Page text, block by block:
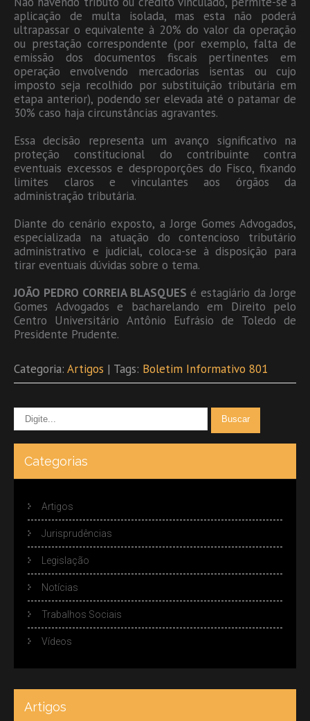
aplicação de multa isolada, mas esta não poderá
ultrapassar o equivalente à 20% do valor da operação
ou prestação correspondente (por exemplo, falta de
emissão dos documentos fiscais pertinentes em
operação envolvendo mercadorias isentas ou cujo
imposto seja recolhido por substituição tributária em
etapa anterior), podendo ser elevada até o patamar de
30% caso haja circunstâncias agravantes.
Essa decisão representa um avanço significativo na
proteção constitucional do contribuinte contra
eventuais excessos e desproporções do Fisco, fixando
limites claros e vinculantes aos órgãos da
administração tributária.
Diante do cenário exposto, a Jorge Gomes Advogados,
especializada na atuação do contencioso tributário
administrativo e judicial, coloca-se à disposição para
tirar eventuais dúvidas sobre o tema.
JOÃO PEDRO CORREIA BLASQUES é estagiário da Jorge
Gomes Advogados e bacharelando em Direito pelo
Centro Universitário Antônio Eufrásio de Toledo de
Presidente Prudente.
Categoria: Artigos | Tags: Boletim Informativo 801
Categorias
Artigos
Jurisprudências
Legislação
Notícias
Trabalhos Sociais
Vídeos
Artigos